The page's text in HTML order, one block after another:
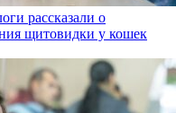
рассказали о
щитовидки у кошек